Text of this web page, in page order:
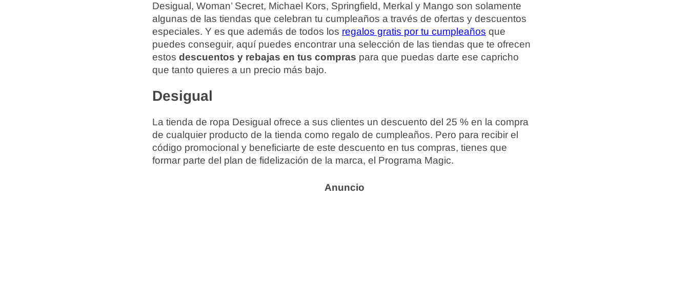
Desigual, Woman’ Secret, Michael Kors, Springfield, Merkal y Mango son solamente
algunas de las tiendas que celebran tu cumpleaños a través de ofertas y descuentos
especiales. Y es que además de todos los regalos gratis por tu cumpleaños que
puedes conseguir, aquí puedes encontrar una selección de las tiendas que te ofrecen
estos descuentos y rebajas en tus compras para que puedas darte ese capricho
que tanto quieres a un precio más bajo.
Desigual
La tienda de ropa Desigual ofrece a sus clientes un descuento del 25 % en la compra
de cualquier producto de la tienda como regalo de cumpleaños. Pero para recibir el
código promocional y beneficiarte de este descuento en tus compras, tienes que
formar parte del plan de fidelización de la marca, el Programa Magic.